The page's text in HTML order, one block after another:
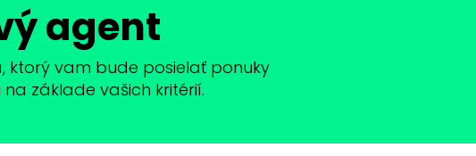
agent
ktorý vam bude posielať ponuky
základe vašich kritérií.